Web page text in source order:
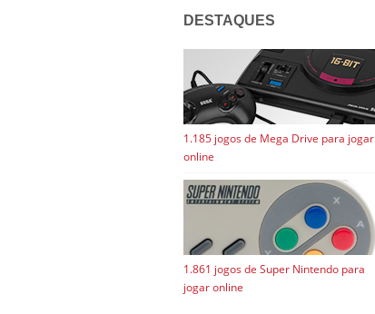
DESTAQUES
1.185 jogos de Mega Drive para jogar
online
1.861 jogos de Super Nintendo para
jogar online